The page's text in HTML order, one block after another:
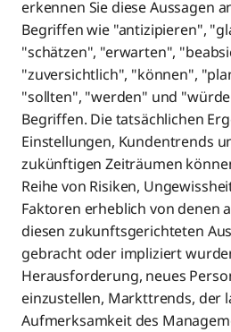
erkennen Sie diese Aussagen
Begriffen wie "antizipieren",
"schätzen", "erwarten",
"zuversichtlich", "können",
"sollten", "werden" und
Begriffen. Die tatsächlichen
Einstellungen, Kundentrends
zukünftigen Zeiträumen
Reihe von Risiken,
Faktoren erheblich von denen
diesen zukunftsgerichteten
gebracht oder impliziert
Herausforderung, neues
einzustellen, Markttrends, der
Aufmerksamkeit des